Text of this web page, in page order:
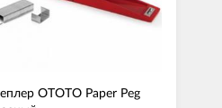
OTOTO Paper Peg